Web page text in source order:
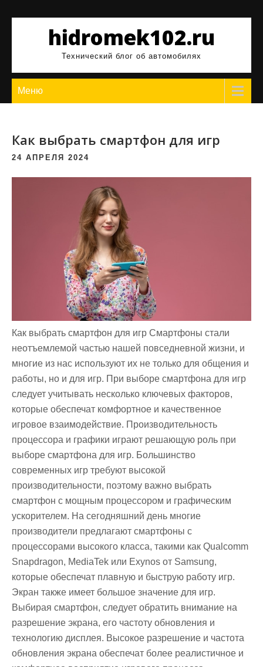
содержимомуhidromek102.ru
Технический блог об автомобилях
Меню
Как выбрать смартфон для игр
24 АПРЕЛЯ 2024
Как выбрать смартфон для игр Смартфоны стали
неотъемлемой частью нашей повседневной жизни, и
многие из нас используют их не только для общения и
работы, но и для игр. При выборе смартфона для игр
следует учитывать несколько ключевых факторов,
которые обеспечат комфортное и качественное
игровое взаимодействие. Производительность
процессора и графики играют решающую роль при
выборе смартфона для игр. Большинство
современных игр требуют высокой
производительности, поэтому важно выбрать
смартфон с мощным процессором и графическим
ускорителем. На сегодняшний день многие
производители предлагают смартфоны с
процессорами высокого класса, такими как Qualcomm
Snapdragon, MediaTek или Exynos от Samsung,
которые обеспечат плавную и быструю работу игр.
Экран также имеет большое значение для игр.
Выбирая смартфон, следует обратить внимание на
разрешение экрана, его частоту обновления и
технологию дисплея. Высокое разрешение и частота
обновления экрана обеспечат более реалистичное и